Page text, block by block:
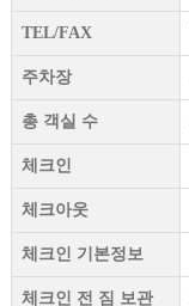
TEL/FAX
주차장
총 객실 수
체크인
체크아웃
체크인 기본정보
체크인 전 짐 보관